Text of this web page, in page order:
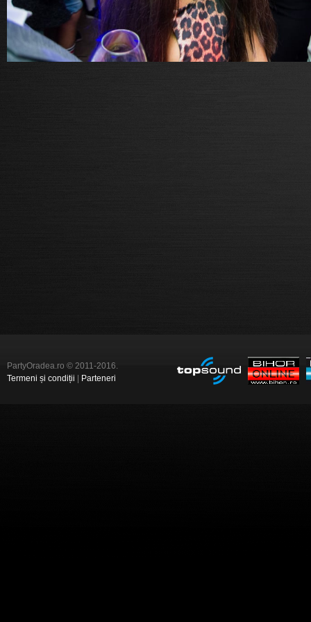
PartyOradea.ro © 2011-2016.
Termeni și condiții
Parteneri